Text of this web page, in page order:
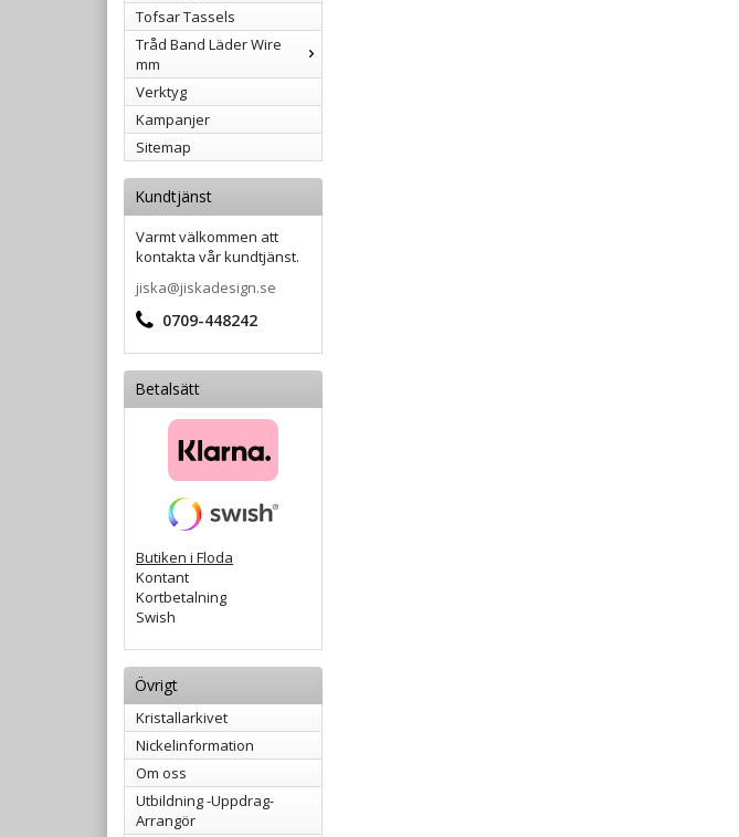
Tofsar Tassels
Tråd Band Läder Wire
mm
Verktyg
Kampanjer
Sitemap
Kundtjänst
Varmt välkommen att
kontakta vår kundtjänst.
jiska@jiskadesign.se
0709-448242
Betalsätt
Butiken i Floda
Kontant
Kortbetalning
Swish
Övrigt
Kristallarkivet
Nickelinformation
Om oss
Utbildning -Uppdrag-
Arrangör